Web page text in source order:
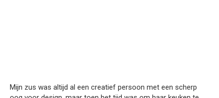
Mijn zus was altijd al een creatief persoon met een scherp